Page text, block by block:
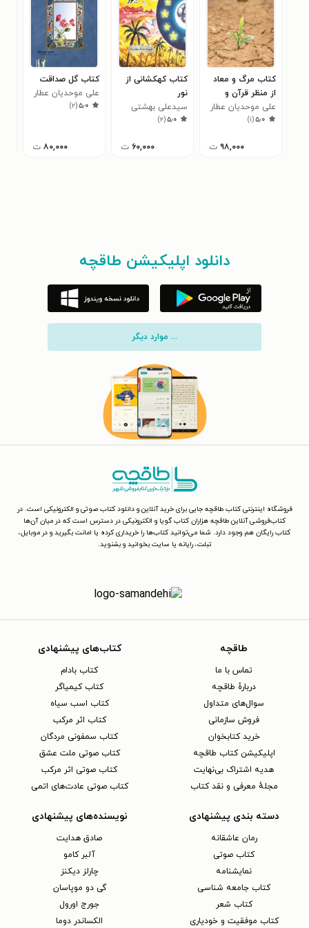
کتاب مرگ و معاد
از منظر قرآن و
روایات
علی موحدیان عطار
۵٫۰(۱)
۹۸,۰۰۰ ت
کتاب کهکشانی از
نور
سیدعلی بهشتی
وند۵٫۰(۲)
۶۰,۰۰۰ ت
کتاب گل صداقت
علی موحدیان عطار
۵٫۰(۲)
۸۰,۰۰۰ ت
دانلود اپلیکیشن طاقچه
... موارد دیگر
فروشگاه اینترنتی کتاب طاقچه جایی برای خرید آنلاین و دانلود کتاب صوتی و الکترونیکی است. در
کتاب‌فروشی آنلاین طاقچه هزاران کتاب گویا و الکترونیکی در دسترس است که در میان آن‌ها
کتاب رایگان هم وجود دارد. شما می‌توانید کتاب‌ها را خریداری کرده یا امانت بگیرید و در موبایل،
تبلت، رایانه یا سایت بخوانید و بشنوید.
طاقچه
تماس با ما
دربارهٔ طاقچه
سوال‌های متداول
فروش سازمانی
خرید کتابخوان
اپلیکیشن کتاب طاقچه
هدیه اشتراک بی‌نهایت
مجلهٔ معرفی و نقد کتاب
کتاب‌های پیشنهادی
کتاب بادام
کتاب کیمیاگر
کتاب اسب سیاه
کتاب اثر مرکب
کتاب سمفونی مردگان
کتاب صوتی ملت عشق
کتاب صوتی اثر مرکب
کتاب صوتی عادت‌های اتمی
دسته بندی پیشنهادی
رمان عاشقانه
کتاب‌ صوتی
نمایشنامه
کتاب جامعه شناسی
کتاب شعر
کتاب موفقیت و خودیاری
نویسنده‌های پیشنهادی
صادق هدایت
آلبر کامو
چارلز دیکنز
گی دو موپاسان
جورج اورول
الکساندر دوما